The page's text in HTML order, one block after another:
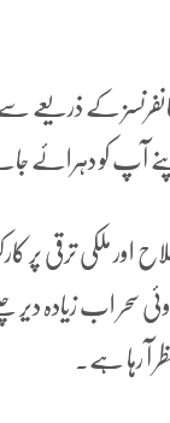
کے ذریعے سے
آپ کو دہرائے
اور ملکی ترقی پر
اب زیادہ دیر
آ رہا ہے۔